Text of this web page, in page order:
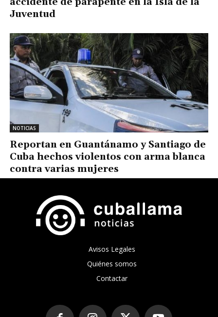
Juventud
NOTICIAS
Reportan en Guantánamo y Santiago de
Cuba hechos violentos con arma blanca
contra varias mujeres
Avisos Legales
Quiénes somos
Contactar